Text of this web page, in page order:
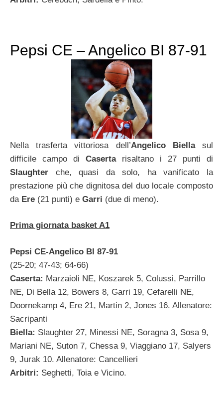
Pepsi CE – Angelico BI 87-91
Nella trasferta vittoriosa dell’Angelico Biellasul
difficile campo di Casertarisaltano i 27 punti di
Slaughter che, quasi da solo, ha vanificato la
prestazione più che dignitosa del duo locale composto
da Ere (21 punti) e Garri (due di meno).
Prima giornata basket A1
Pepsi CE-Angelico BI 87-91
(25-20; 47-43; 64-66)
Caserta: Marzaioli NE, Koszarek 5, Colussi, Parrillo
NE, Di Bella 12, Bowers 8, Garri 19, Cefarelli NE,
Doornekamp 4, Ere 21, Martin 2, Jones 16. Allenatore:
Sacripanti
Biella: Slaughter 27, Minessi NE, Soragna 3, Sosa 9,
Mariani NE, Suton 7, Chessa 9, Viaggiano 17, Salyers
9, Jurak 10. Allenatore: Cancellieri
Arbitri: Seghetti, Toia e Vicino.